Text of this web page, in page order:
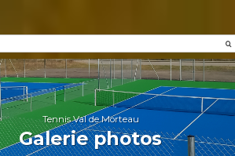
Tennis Val de Morteau
Galerie photos